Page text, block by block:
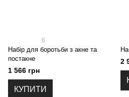
6
Набір для боротьби з акне та
постакне
1 566 грн
КУПИТИ
2